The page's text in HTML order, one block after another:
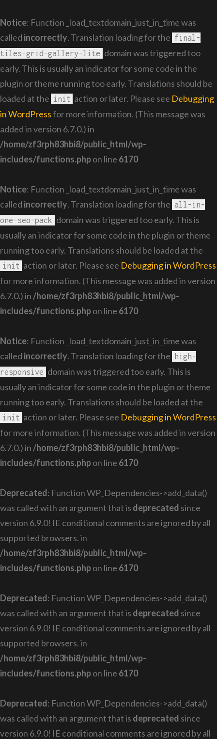
Notice: Function _load_textdomain_just_in_time was
called incorrectly. Translation loading for the final-
tiles-grid-gallery-lite domain was triggered too
early. This is usually an indicator for some code in the
plugin or theme running too early. Translations should be
loaded at the
init action or later. Please see Debugging
in WordPressfor more information. (This message was
added in version 6.7.0.) in
/home/zf3rph83hbi8/public_html/wp-
includes/functions.phpon line 6170
Notice: Function _load_textdomain_just_in_time was
called incorrectly. Translation loading for the all-in-
one-seo-pack domain was triggered too early. This is
usually an indicator for some code in the plugin or theme
running too early. Translations should be loaded at the
init action or later. Please see Debugging in WordPress
for more information. (This message was added in version
6.7.0.) in /home/zf3rph83hbi8/public_html/wp-
includes/functions.phpon line 6170
Notice: Function _load_textdomain_just_in_time was
called incorrectly. Translation loading for the
high-
responsive domain was triggered too early. This is
usually an indicator for some code in the plugin or theme
running too early. Translations should be loaded at the
init action or later. Please see Debugging in WordPress
for more information. (This message was added in version
6.7.0.) in /home/zf3rph83hbi8/public_html/wp-
includes/functions.phpon line 6170
Deprecated: Function WP_Dependencies->add_data()
was called with an argument that is deprecated since
version 6.9.0! IE conditional comments are ignored by all
supported browsers. in
/home/zf3rph83hbi8/public_html/wp-
includes/functions.phpon line 6170
Deprecated: Function WP_Dependencies->add_data()
was called with an argument that is deprecated since
version 6.9.0! IE conditional comments are ignored by all
supported browsers. in
/home/zf3rph83hbi8/public_html/wp-
includes/functions.phpon line 6170
Deprecated: Function WP_Dependencies->add_data()
was called with an argument that is deprecated since
version 6.9.0! IE conditional comments are ignored by all